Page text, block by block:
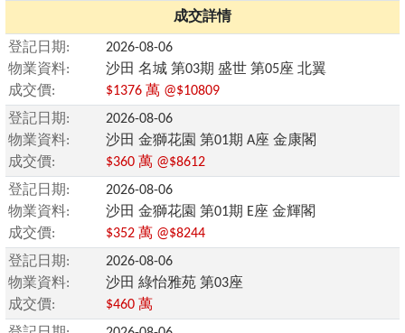
成交詳情
登記日期:
2026-08-06
物業資料:
沙田 名城 第03期 盛世 第05座 北翼
成交價:
$1376 萬 @$10809
登記日期:
2026-08-06
物業資料:
沙田 金獅花園 第01期 A座 金康閣
成交價:
$360 萬 @$8612
登記日期:
2026-08-06
物業資料:
沙田 金獅花園 第01期 E座 金輝閣
成交價:
$352 萬 @$8244
登記日期:
2026-08-06
物業資料:
沙田 綠怡雅苑 第03座
成交價:
$460 萬